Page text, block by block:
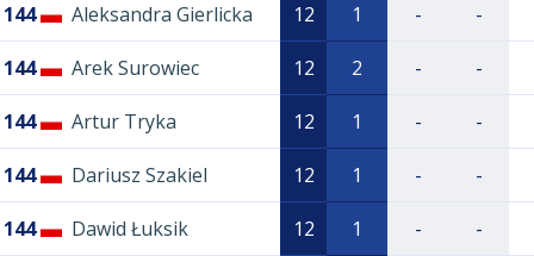
144 Aleksandra Gierlicka 12 1 - -
144 Arek Surowiec 12 2 - -
144 Artur Tryka 12 1 - -
144 Dariusz Szakiel 12 1 - -
144 Dawid Łuksik 12 1 - -